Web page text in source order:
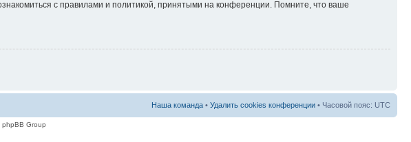
с правилами и политикой, принятыми на конференции. Помните, что ваше
Наша команда • Удалить cookies конференции • Часовой пояс: UTC
Group